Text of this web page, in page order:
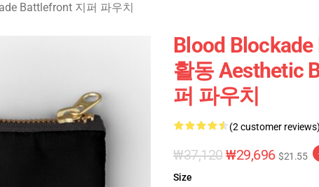
Battlefront 지퍼 파우치
Blood
활동 Aesthetic
퍼 파우치
(2 customer reviews)
₩37,120₩29,696 $21.55
Size